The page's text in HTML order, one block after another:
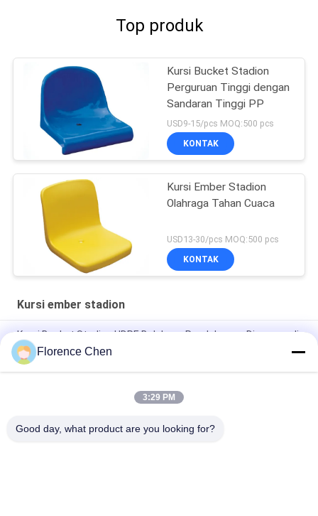
Top produk
Kursi Bucket Stadion
Perguruan Tinggi dengan
Sandaran Tinggi PP
USD9-15/pcs MOQ:500 pcs
KONTAK
Kursi Ember Stadion
Olahraga Tahan Cuaca
USD13-30/pcs MOQ:500 pcs
KONTAK
Kursi ember stadion
Kursi Bucket Stadion HDPE Belakang Rendah yang Dipasang di
Lantai Untuk Langkah Konkret
Kursi Ember Stadion Audiens Polietilen Kursi Pemutih Stadion
Florence Chen
3:29 PM
Good day, what product are you looking for?